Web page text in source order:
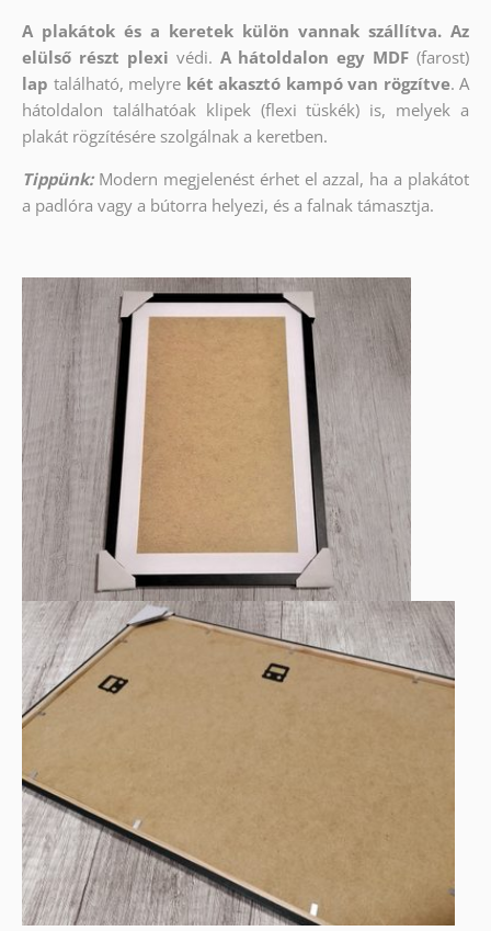
A plakátok és a keretek külön vannak szállítva. Az
elülső részt plexi védi. A hátoldalon egy MDF (farost)
lap található, melyre két akasztó kampó van rögzítve. A
hátoldalon találhatóak klipek (flexi tüskék) is, melyek a
plakát rögzítésére szolgálnak a keretben.
Tippünk: Modern megjelenést érhet el azzal, ha a plakátot
a padlóra vagy a bútorra helyezi, és a falnak támasztja.